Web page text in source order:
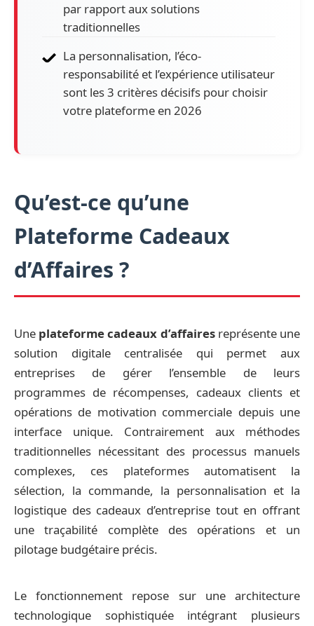
par rapport aux solutions
traditionnelles
La personnalisation, l’éco-
responsabilité et l’expérience utilisateur
sont les 3 critères décisifs pour choisir
votre plateforme en 2026
Qu’est-ce qu’une
Plateforme Cadeaux
d’Affaires ?
Une plateforme cadeaux d’affairesreprésente une
solution digitale centralisée qui permet aux
entreprises de gérer l’ensemble de leurs
programmes de récompenses, cadeaux clients et
opérations de motivation commerciale depuis une
interface unique. Contrairement aux méthodes
traditionnelles nécessitant des processus manuels
complexes, ces plateformes automatisent la
sélection, la commande, la personnalisation et la
logistique des cadeaux d’entreprise tout en offrant
une traçabilité complète des opérations et un
pilotage budgétaire précis.
Le fonctionnement repose sur une architecture
technologique sophistiquée intégrant plusieurs